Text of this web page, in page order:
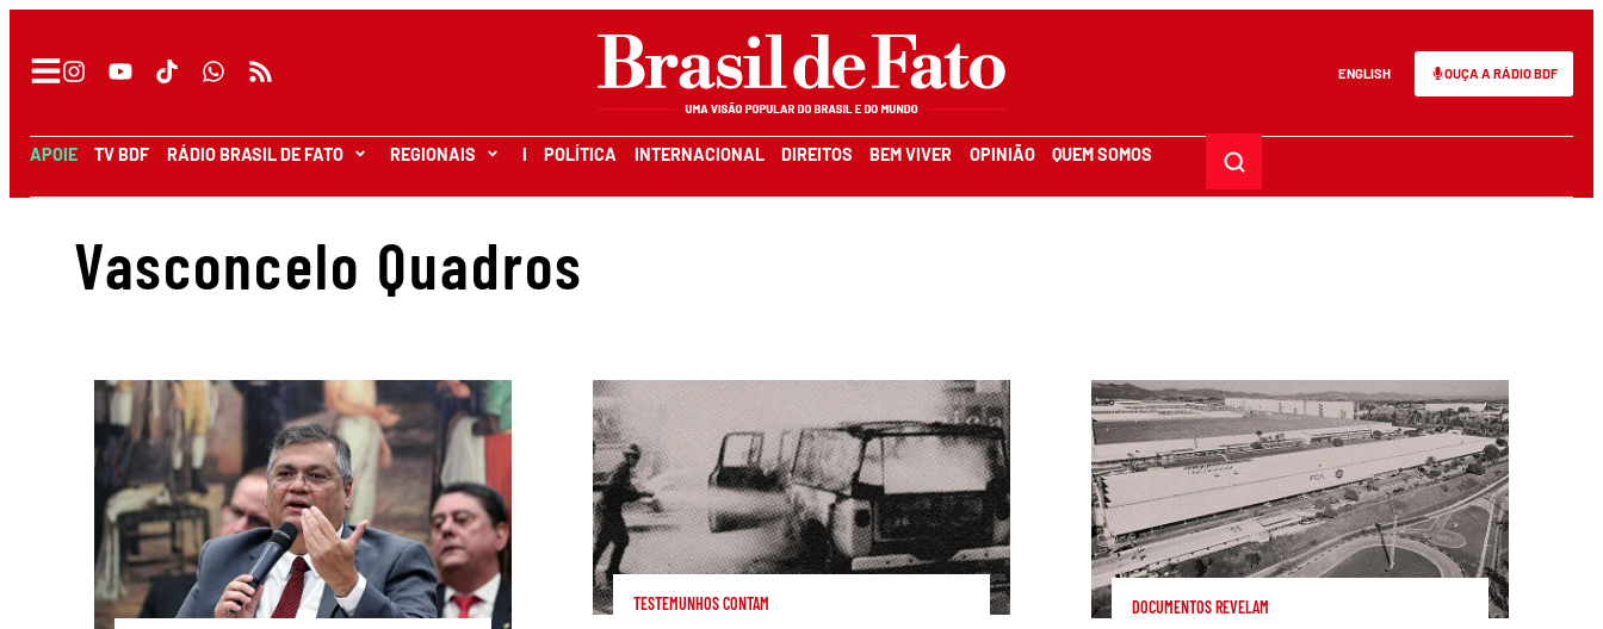
ENGLISH OUÇA A RÁDIO BDF
APOIE TV BDF RÁDIO BRASIL DE FATO REGIONAIS I POLÍTICA INTERNACIONAL DIREITOS BEM VIVER OPINIÃO QUEM SOMOS
Vasconcelo Quadros
TESTEMUNHOS CONTAM DOCUMENTOS REVELAM